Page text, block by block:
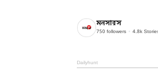
মনসারস
750 followers 4.8k
Dailyhunt